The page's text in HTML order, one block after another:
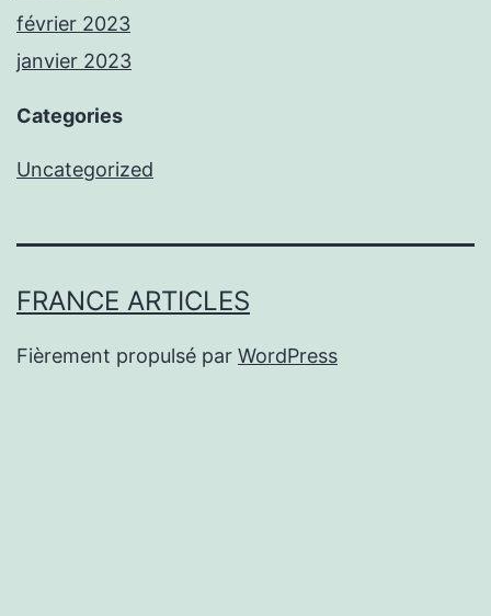
février 2023
janvier 2023
Categories
Uncategorized
FRANCE ARTICLES
Fièrement propulsé par WordPress